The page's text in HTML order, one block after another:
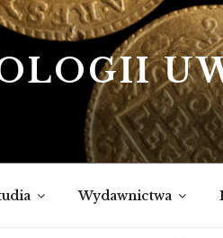
Wydawnictwa